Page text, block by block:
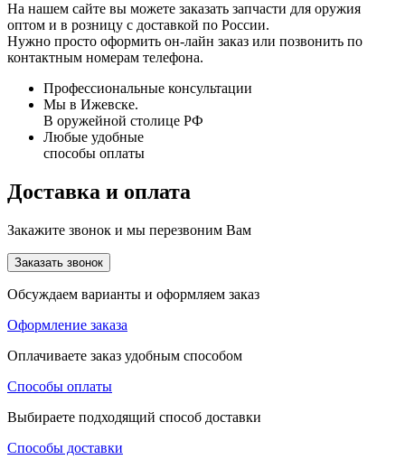
На нашем сайте вы можете заказать запчасти для оружия
оптом и в розницу с доставкой по России.
Нужно просто оформить он-лайн заказ или позвонить по
контактным номерам телефона.
Профессиональные консультации
Мы в Ижевске.
В оружейной столице РФ
Любые удобные
способы оплаты
Доставка и оплата
Закажите звонок и мы перезвоним Вам
Заказать звонок
Обсуждаем варианты и оформляем заказ
Оформление заказа
Оплачиваете заказ удобным способом
Способы оплаты
Выбираете подходящий способ доставки
Способы доставки